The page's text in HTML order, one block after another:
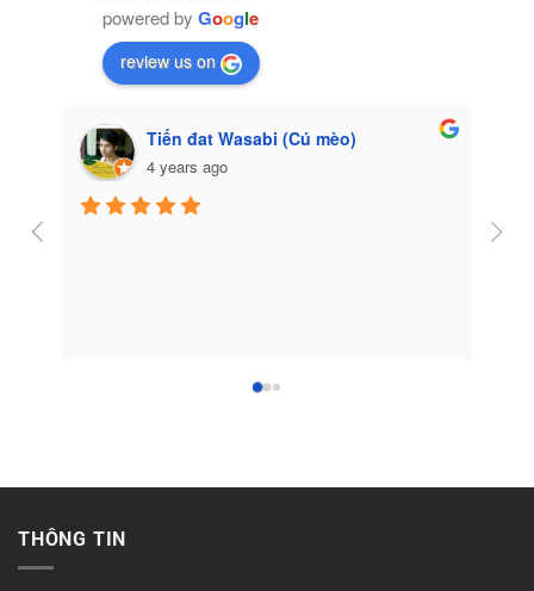
powered by Google
review us on
Tiến đat Wasabi (Cú mèo)
4 years ago
THÔNG TIN